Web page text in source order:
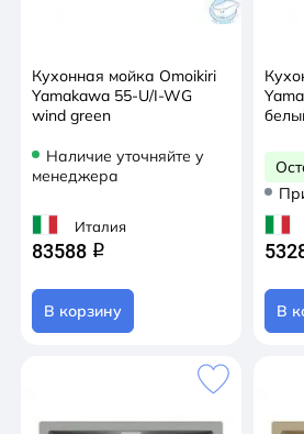
Кухонная мойка Omoikiri
Yamakawa 55-U/I-WG
wind green
Наличие уточняйте у
менеджера
Италия
83588 q
В корзину В